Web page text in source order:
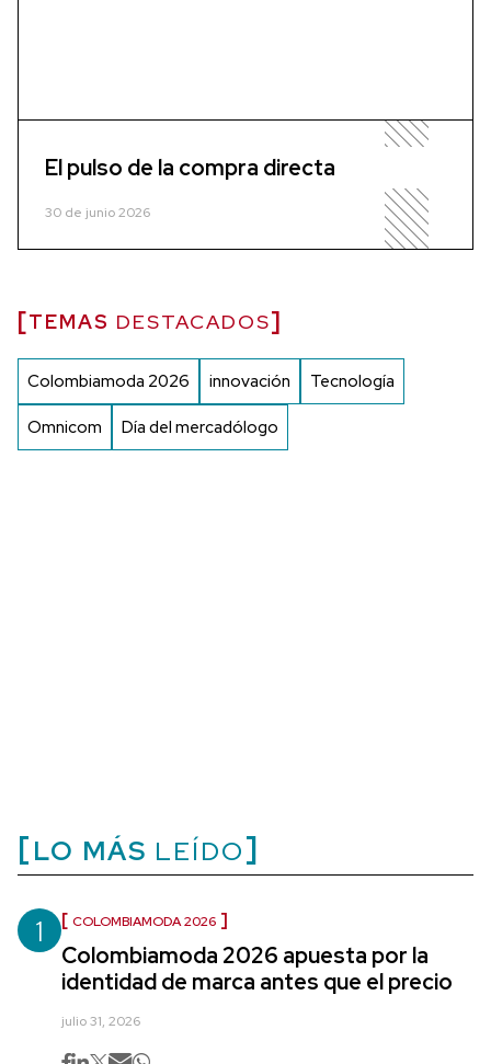
El pulso de la compra directa
30 de junio 2026
TEMAS DESTACADOS
Colombiamoda 2026 innovación Tecnología
Omnicom Día del mercadólogo
LO MÁS LEÍDO
1 COLOMBIAMODA 2026
Colombiamoda 2026 apuesta por la
identidad de marca antes que el precio
julio 31, 2026